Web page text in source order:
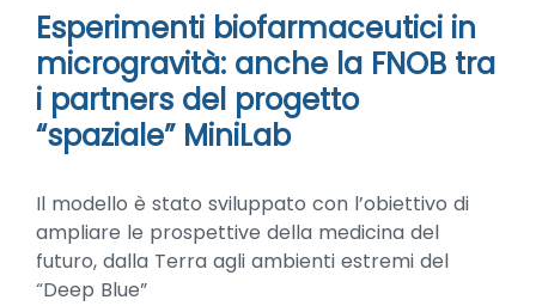
Esperimenti biofarmaceutici in
microgravità: anche la FNOB tra
i partners del progetto
“spaziale” MiniLab
Il modello è stato sviluppato con l’obiettivo di
ampliare le prospettive della medicina del
futuro, dalla Terra agli ambienti estremi del
“Deep Blue”